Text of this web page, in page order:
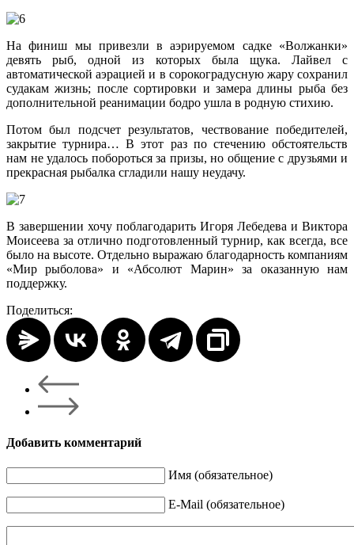
На финиш мы привезли в аэрируемом садке «Волжанки»
девять рыб, одной из которых была щука. Лайвел с
автоматической аэрацией и в сорокоградусную жару сохранил
судакам жизнь; после сортировки и замера длины рыба без
дополнительной реанимации бодро ушла в родную стихию.
Потом был подсчет результатов, чествование победителей,
закрытие турнира… В этот раз по стечению обстоятельств
нам не удалось побороться за призы, но общение с друзьями и
прекрасная рыбалка сгладили нашу неудачу.
В завершении хочу поблагодарить Игоря Лебедева и Виктора
Моисеева за отлично подготовленный турнир, как всегда, все
было на высоте. Отдельно выражаю благодарность компаниям
«Мир рыболова» и «Абсолют Марин» за оказанную нам
поддержку.
Поделиться:
Добавить комментарий
Имя (обязательное)
E-Mail (обязательное)